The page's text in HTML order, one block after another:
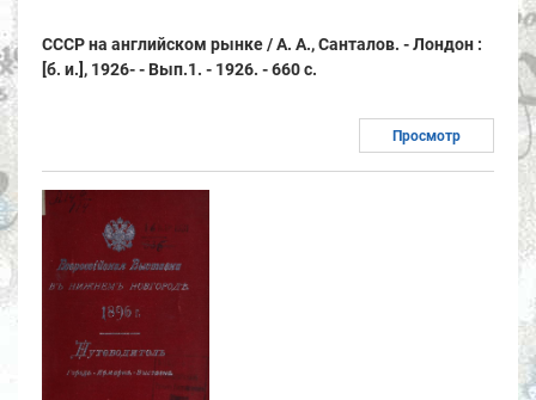
СССР на английском рынке / А. А., Санталов. - Лондон :
[б. и.], 1926- - Вып.1. - 1926. - 660 с.
Просмотр